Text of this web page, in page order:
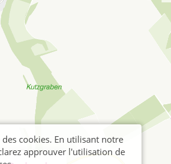
cookies. En utilisant notre
approuver l'utilisation de